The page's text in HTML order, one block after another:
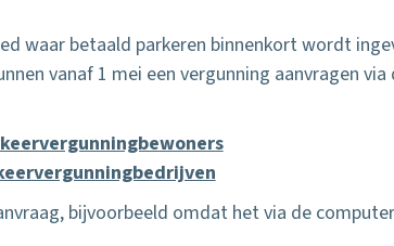
waar betaald parkeren binnenkort wordt
vanaf 1 mei een vergunning aanvragen via
bijvoorbeeld omdat het via de